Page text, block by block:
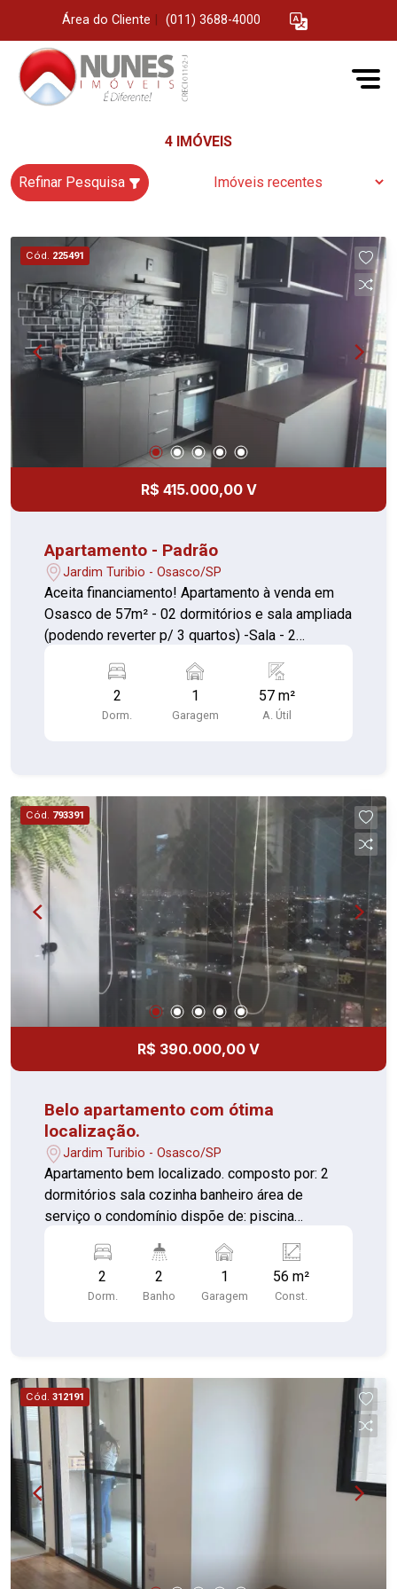
Área do Cliente (011) 3688-4000
4 IMÓVEIS
Refinar Pesquisa
Cód. 225491
R$ 415.000,00 V
Apartamento - Padrão
Jardim Turibio - Osasco/SP
Aceita financiamento! Apartamento à venda em
Osasco de 57m² - 02 dormitórios e sala ampliada
(podendo reverter p/ 3 quartos) -Sala - 2
Bem distribuído, boa iluminação e ótima
localização Itens: box no banheiro, vidros na
varanda, telas nas janelas, armários na cozinha/
2
Dorm.
1
Garagem
57 m²
A. Útil
Cód. 793391
R$ 390.000,00 V
Belo apartamento com ótima
localização.
Jardim Turibio - Osasco/SP
Apartamento bem localizado. composto por: 2
dormitórios sala cozinha banheiro área de
serviço o condomínio dispõe de: piscina
de garagem. Vale a pena conhecer!!
2
Dorm.
2
Banho
1
Garagem
56 m²
Const.
Cód. 312191